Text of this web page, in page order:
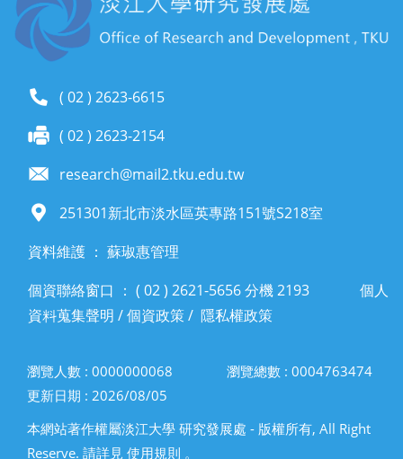
( 02 ) 2623-6615
( 02 ) 2623-2154
research@mail2.tku.edu.tw
251301新北市淡水區英專路151號S218室
資料維護 ： 蘇琡惠管理
個資聯絡窗口 ： ( 02 ) 2621-5656 分機 2193 個人
資料蒐集聲明 /個資政策/ 隱私權政策
瀏覽人數 : 0000000068
瀏覽總數 : 0004763474
更新日期 : 2026/08/05
本網站著作權屬淡江大學 研究發展處 - 版權所有, All Right
Reserve. 請詳見 使用規則 。